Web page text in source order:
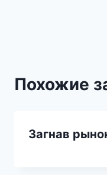
Похожие
Загнав